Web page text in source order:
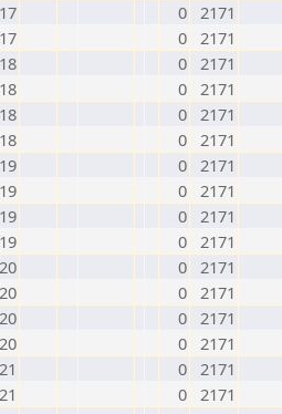
0 2171
0 2171
0 2171
0 2171
0 2171
0 2171
0 2171
0 2171
0 2171
0 2171
0 2171
0 2171
0 2171
0 2171
0 2171
0 2171